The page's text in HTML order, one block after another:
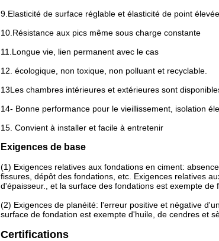
9.Elasticité de surface réglable et élasticité de point élevée
10.Résistance aux pics même sous charge constante
11.Longue vie, lien permanent avec le cas
12. écologique, non toxique, non polluant et recyclable.
13Les chambres intérieures et extérieures sont
14- Bonne performance pour le vieillissement, isolation
15. Convient à installer et facile à entretenir
Exigences de base
(1) Exigences relatives aux fondations en ciment:
fissures, dépôt des fondations, etc. Exigences relatives
d'épaisseur., et la surface des fondations est exempte
(2) Exigences de planéité: l'erreur positive et négative
surface de fondation est exempte d'huile, de cendres et
Certifications